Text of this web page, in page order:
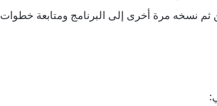
نسخه مرة أخرى إلى البرنامج ومتابعة خطوات